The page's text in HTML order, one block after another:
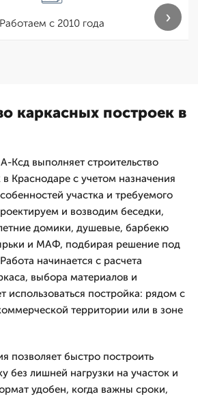
Работаем с 2010 года ›
каркасных построек в
выполняет строительство
Краснодаре с учетом назначения
участка и требуемого
и возводим беседки,
домики, душевые, барбекю
и МАФ, подбирая решение под
начинается с расчета
выбора материалов и
использоваться постройка: рядом с
территории или в зоне
позволяет быстро построить
без лишней нагрузки на участок и
удобен, когда важны сроки,